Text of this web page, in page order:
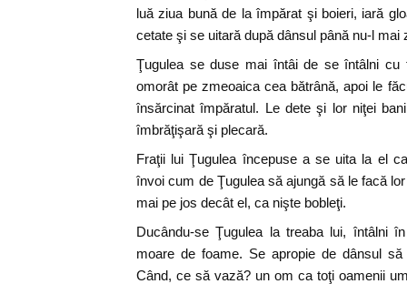
luă ziua bună de la împărat şi boieri, iară
cetate şi se uitară după dânsul până nu-l mai
Ţugulea se duse mai întâi de se întâlni
omorât pe zmeoaica cea bătrână, apoi le
însărcinat împăratul. Le dete şi lor niţei
îmbrăţişară şi plecară.
Fraţii lui Ţugulea începuse a se uita la el
învoi cum de Ţugulea să ajungă să le facă
mai pe jos decât el, ca nişte bobleţi.
Ducându-se Ţugulea la treaba lui, întâlni
moare de foame. Se apropie de dânsul
Când, ce să vază? un om ca toţi oamenii